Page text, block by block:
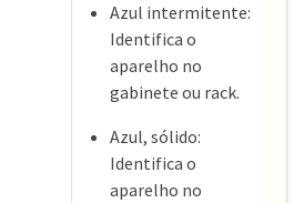
Azul intermitente:
Identifica o
aparelho no
gabinete ou rack.
Azul, sólido:
Identifica o
aparelho no